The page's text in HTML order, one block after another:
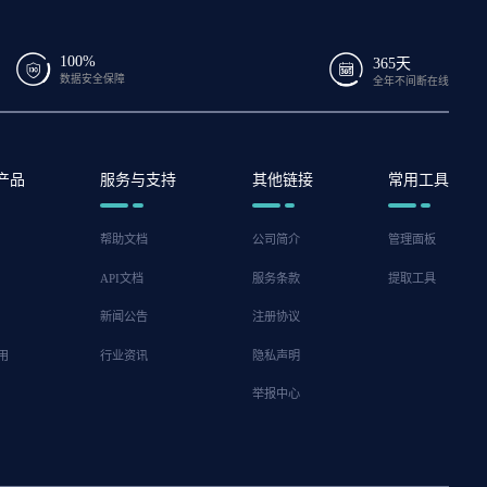
100%
数据安全保障
365天
全年不间断在线
品 服务与支持
帮助文档
API文档
新闻公告
行业资讯
其他链接
公司简介
服务条款
注册协议
隐私声明
举报中心
常用工具
管理面板
提取工具